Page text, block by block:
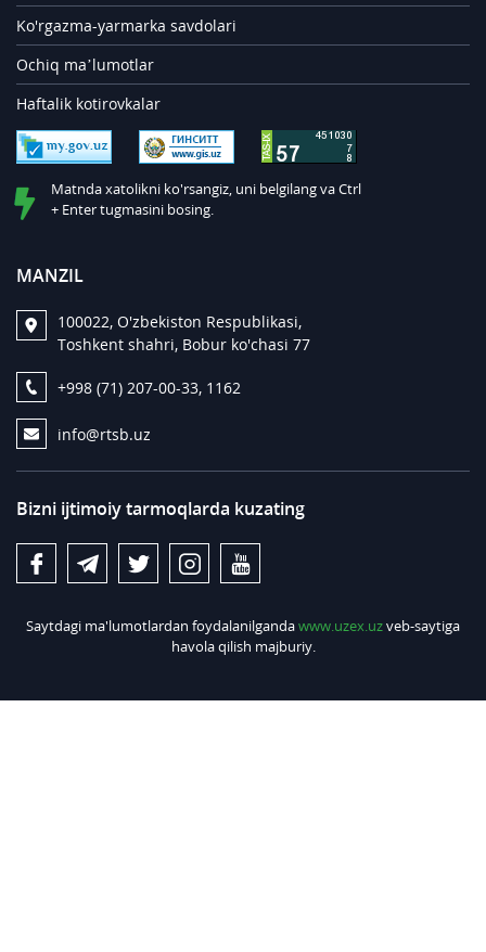
Ko'rgazma-yarmarka savdolari
Ochiq ma’lumotlar
Haftalik kotirovkalar
Matnda xatolikni ko'rsangiz, uni belgilang va Ctrl
+ Enter tugmasini bosing.
MANZIL
100022, O'zbekiston Respublikasi,
Toshkent shahri, Bobur ko'chasi 77
+998 (71) 207-00-33, 1162
info@rtsb.uz
Bizni ijtimoiy tarmoqlarda kuzating
Saytdagi ma'lumotlardan foydalanilgandawww.uzex.uzveb-saytiga
havola qilish majburiy.